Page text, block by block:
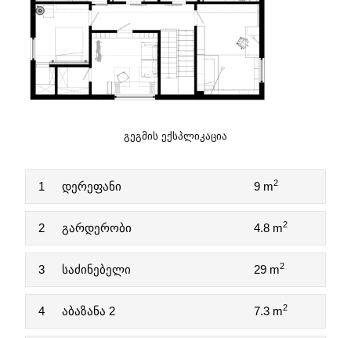
ᲒᲔᲒᲛᲘᲡ ᲔᲥᲡᲞᲚᲘᲙᲐᲪᲘᲐ
1 დერეფანი 9 m2
2 გარდერობი 4.8 m2
3 საძინებელი 29 m2
4 აბაზანა 2 7.3 m2